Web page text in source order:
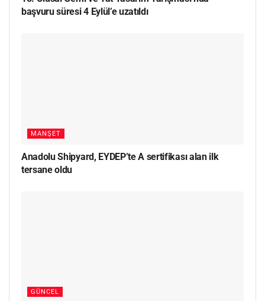
başvuru süresi 4 Eylül’e uzatıldı
MANŞET
Anadolu Shipyard, EYDEP’te A sertifikası alan ilk
tersane oldu
GÜNCEL